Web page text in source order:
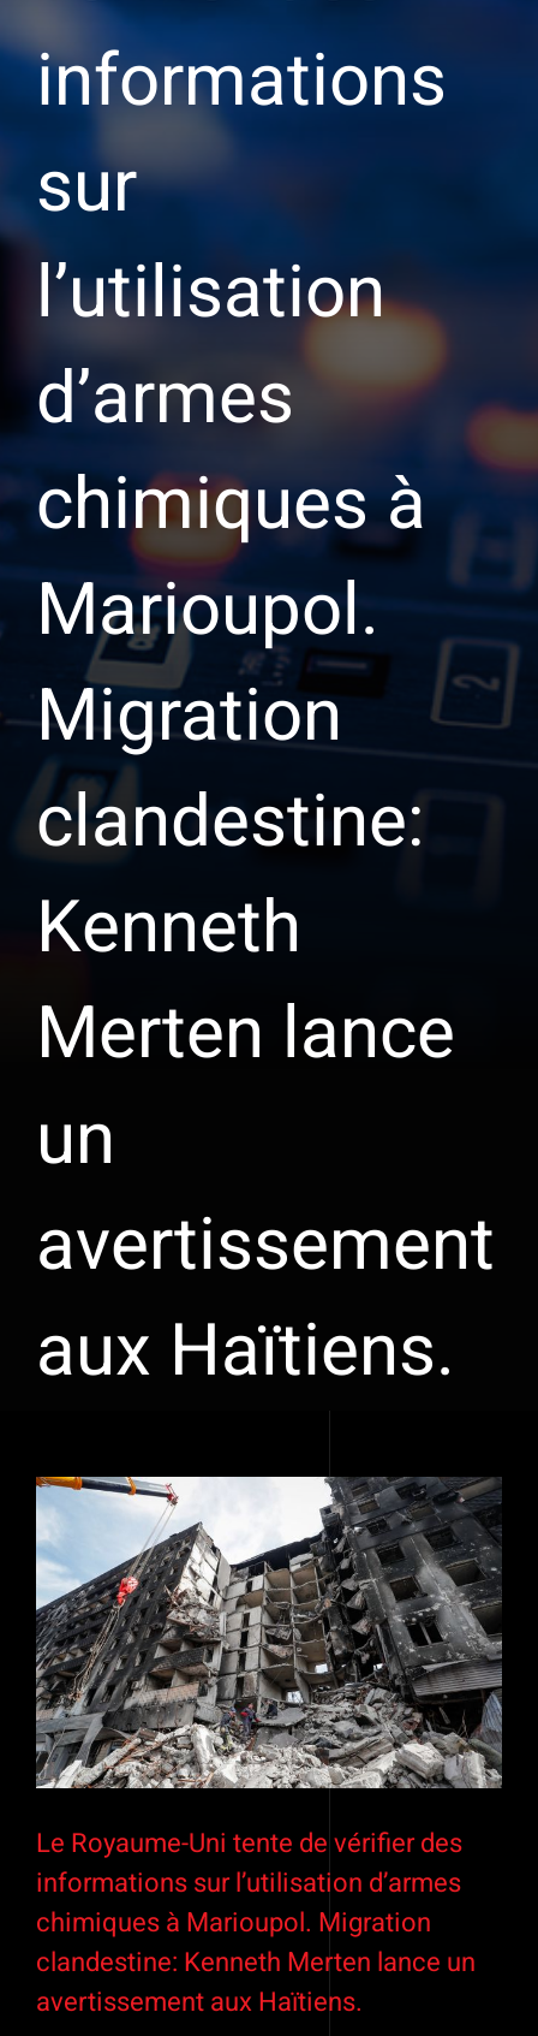
informations
sur
l’utilisation
d’armes
chimiques à
Marioupol.
Migration
clandestine:
Kenneth
Merten lance
un
avertissement
aux Haïtiens.
Voir
agrandie
Le Royaume-Uni tente de vérifier des
informations sur l’utilisation d’armes
chimiques à Marioupol. Migration
clandestine: Kenneth Merten lance un
avertissement aux Haïtiens.